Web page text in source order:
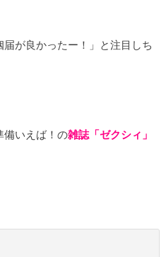
届が良かったー！」と注目しち
備いえば！の雑誌「ゼクシィ」